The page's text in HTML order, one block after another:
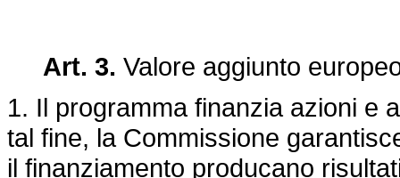
Art. 3. Valore aggiunto
1. Il programma finanzia azioni e
tal fine, la Commissione
il finanziamento producano